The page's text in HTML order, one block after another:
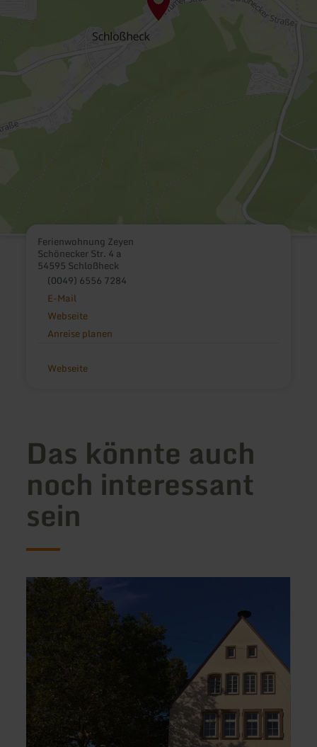
Ferienwohnung Zeyen
Schönecker Str. 4 a
54595 Schloßheck
(0049) 6556 7284
E-Mail
Webseite
Anreise planen
Webseite
Das könnte auch
noch interessant
sein
mehr
erfahren
zu:
Ferienhaus
Alte
Schule
Mötsch